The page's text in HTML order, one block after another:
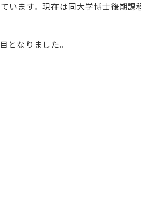
います。現在は同大学博士後期課
となりました。